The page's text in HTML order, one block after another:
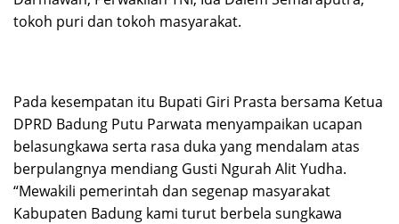
tokoh puri dan tokoh masyarakat.
Pada kesempatan itu Bupati Giri Prasta bersama Ketua
DPRD Badung Putu Parwata menyampaikan ucapan
belasungkawa serta rasa duka yang mendalam atas
berpulangnya mendiang Gusti Ngurah Alit Yudha.
“Mewakili pemerintah dan segenap masyarakat
Kabupaten Badung kami turut berbela sungkawa